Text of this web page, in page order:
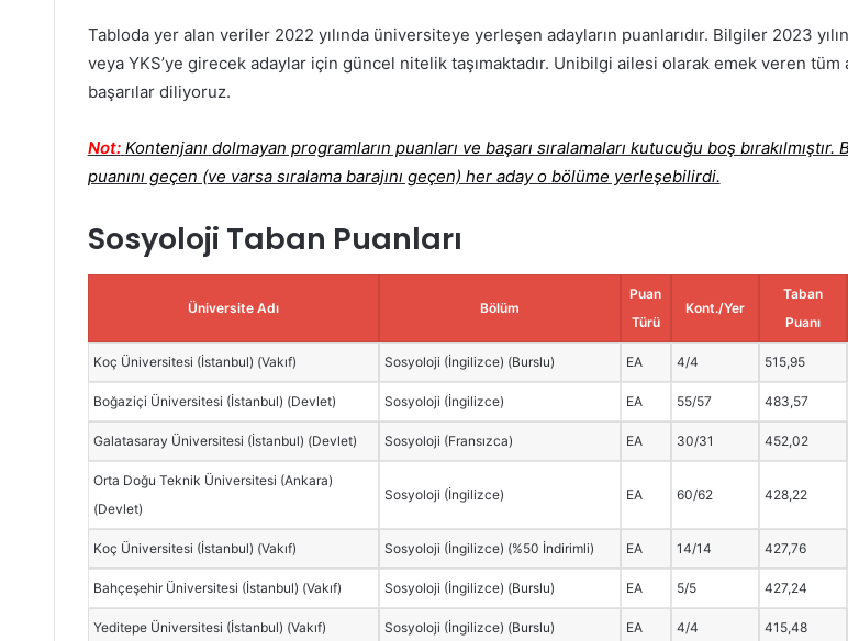
Tabloda yer alan veriler 2022 yılında üniversiteye yerleşen adayların puanlarıdır. Bilgiler 2023
veya YKS’ye girecek adaylar için güncel nitelik taşımaktadır. Unibilgi ailesi olarak emek veren tüm
başarılar diliyoruz.
Not: Kontenjanı dolmayan programların puanları ve başarı sıralamaları kutucuğu boş bırakılmıştır.
puanını geçen (ve varsa sıralama barajını geçen) her aday o bölüme yerleşebilirdi.
Sosyoloji Taban Puanları
Üniversite Adı Bölüm
Puan
Türü
Kont./Yer
Taban
Puanı
Koç Üniversitesi (İstanbul) (Vakıf) Sosyoloji (İngilizce) (Burslu) EA 4/4 515,95
Boğaziçi Üniversitesi (İstanbul) (Devlet) Sosyoloji (İngilizce) EA 55/57 483,57
Galatasaray Üniversitesi (İstanbul) (Devlet) Sosyoloji (Fransızca) EA 30/31 452,02
Orta Doğu Teknik Üniversitesi (Ankara)
(Devlet)
Sosyoloji (İngilizce) EA 60/62 428,22
Koç Üniversitesi (İstanbul) (Vakıf) Sosyoloji (İngilizce) (%50 İndirimli) EA 14/14 427,76
Bahçeşehir Üniversitesi (İstanbul) (Vakıf) Sosyoloji (İngilizce) (Burslu) EA 5/5 427,24
Yeditepe Üniversitesi (İstanbul) (Vakıf) Sosyoloji (İngilizce) (Burslu) EA 4/4 415,48